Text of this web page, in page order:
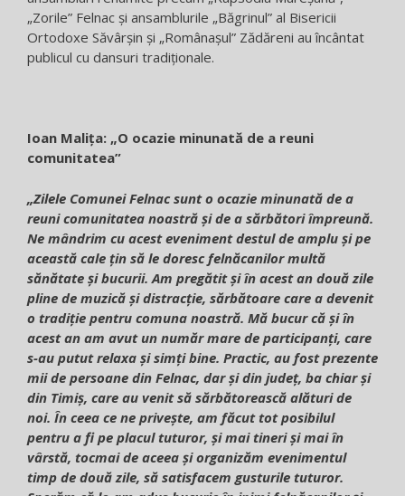
„Zorile” Felnac și ansamblurile „Băgrinul” al Bisericii
Ortodoxe Săvârșin și „Românașul” Zădăreni au încântat
publicul cu dansuri tradiționale.
Ioan Malița: „O ocazie minunată de a reuni
comunitatea”
„Zilele Comunei Felnac sunt o ocazie minunată de a
reuni comunitatea noastră și de a sărbători împreună.
Ne mândrim cu acest eveniment destul de amplu și pe
această cale țin să le doresc felnăcanilor multă
sănătate și bucurii. Am pregătit și în acest an două zile
pline de muzică și distracție, sărbătoare care a devenit
o tradiție pentru comuna noastră. Mă bucur că și în
acest an am avut un număr mare de participanți, care
s-au putut relaxa și simți bine. Practic, au fost prezente
mii de persoane din Felnac, dar și din județ, ba chiar și
din Timiș, care au venit să sărbătorească alături de
noi. În ceea ce ne priveşte, am făcut tot posibilul
pentru a fi pe placul tuturor, şi mai tineri şi mai în
vârstă, tocmai de aceea și organizăm evenimentul
timp de două zile, să satisfacem gusturile tuturor.